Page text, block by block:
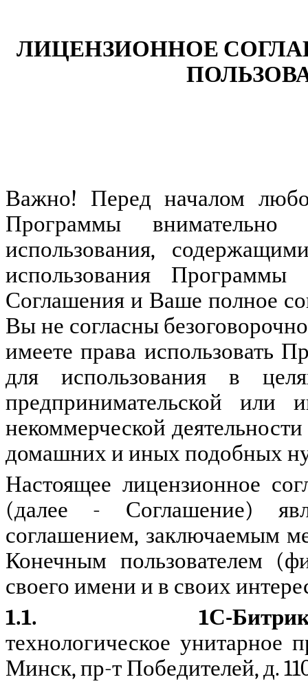
ЛИЦЕНЗИОННОЕ
Важно! Перед началом
Программы
использования,
использования Программы
Соглашения и Ваше полное
Вы не согласны
имеете права использовать
для использования в
предпринимательской или
некоммерческой
домашних и иных подобных
Настоящее лицензионное
(далее - Соглашение)
соглашением, заключаемым
Конечным пользователем
своего имени и в своих
1.1.
1С-
технологическое унитарное
Минск, пр-т Победителей, д.